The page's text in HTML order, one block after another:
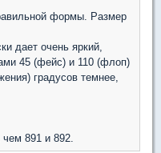
формы. Размер
дает очень яркий,
45 (фейс) и 110 (флоп)
градусов темнее,
чем 891 и 892.